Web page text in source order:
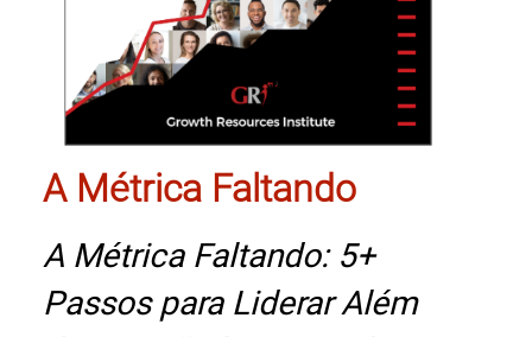
A Métrica Faltando
A Métrica Faltando: 5+
Passos para Liderar Além